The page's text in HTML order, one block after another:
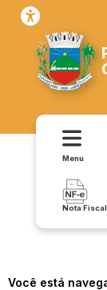
Menu
Nota Fiscal
Você está